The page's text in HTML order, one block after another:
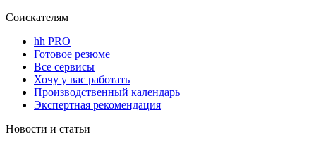
Соискателям
hh PRO
Готовое резюме
Все сервисы
Хочу у вас работать
Производственный календарь
Экспертная рекомендация
Новости и статьи